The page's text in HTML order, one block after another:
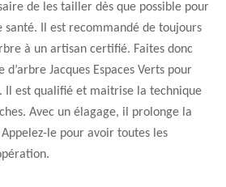
de les tailler dès que possible pour
santé. Il est recommandé de toujours
à un artisan certifié. Faites donc
d’arbre Jacques Espaces Verts pour
Il est qualifié et maitrise la technique
Avec un élagage, il prolonge la
le pour avoir toutes les